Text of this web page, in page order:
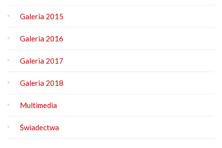
Galeria 2015
Galeria 2016
Galeria 2017
Galeria 2018
Multimedia
Świadectwa